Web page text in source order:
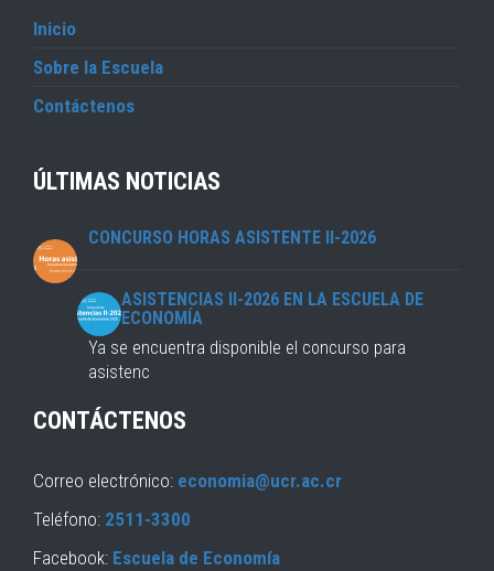
Inicio
Sobre la Escuela
Contáctenos
ÚLTIMAS NOTICIAS
CONCURSO HORAS ASISTENTE II-2026
ASISTENCIAS II-2026 EN LA ESCUELA DE
ECONOMÍA
Ya se encuentra disponible el concurso para
asistenc
CONTÁCTENOS
Correo electrónico: economia@ucr.ac.cr
Teléfono: 2511-3300
Facebook: Escuela de Economía